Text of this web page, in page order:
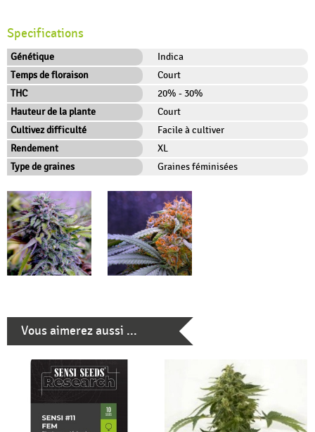
Specifications
Génétique
Indica
Temps de floraison
Court
THC
20% - 30%
Hauteur de la plante
Court
Cultivez difficulté
Facile à cultiver
Rendement
XL
Type de graines
Graines féminisées
Vous aimerez aussi ...